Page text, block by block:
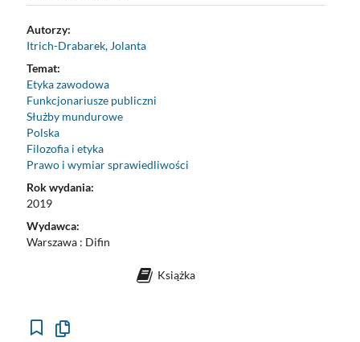
Autorzy:
Itrich-Drabarek, Jolanta
Temat:
Etyka zawodowa
Funkcjonariusze publiczni
Służby mundurowe
Polska
Filozofia i etyka
Prawo i wymiar sprawiedliwości
Rok wydania:
2019
Wydawca:
Warszawa : Difin
Książka
Kopiuj